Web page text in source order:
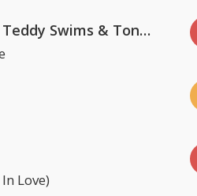
David Guetta, Teddy Swims & Tones And I
Love)